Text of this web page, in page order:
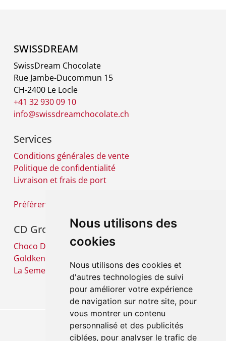
Nous utilisons des
cookies
Nous utilisons des cookies et
d'autres technologies de suivi
pour améliorer votre expérience
de navigation sur notre site, pour
vous montrer un contenu
personnalisé et des publicités
ciblées, pour analyser le trafic de
SWISSDREAM
SwissDream Chocolate
Rue Jambe-Ducommun 15
CH-2400 Le Locle
+41 32 930 09 10
info@swissdreamchocolate.ch
Services
Conditions générales de vente
Politique de confidentialité
Livraison et frais de port
Préférences cookies
CD Group
Choco Diffusion SA
Goldkenn SA
La Semeuse SA